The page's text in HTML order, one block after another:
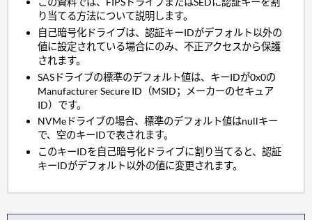
り当てる方法について説明します。
自己暗号化ドライブは、認証キーIDがデフォルト以外の
値に設定されている場合にのみ、不正アクセスから保護
されます。
SASドライブの標準のデフォルト値は、キーIDが0x0の
Manufacturer Secure ID（MSID；メーカーのセキュア
ID）です。
NVMeドライブの場合、標準のデフォルト値はnullキー
で、空のキーIDで表されます。
このキーIDを自己暗号化ドライブに割り当てると、認証
キーIDがデフォルト以外の値に変更されます。